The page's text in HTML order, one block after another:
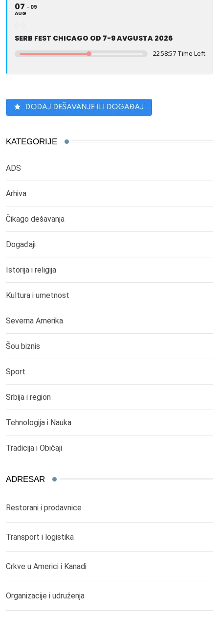
07
AUG
09
SERB FEST CHICAGO OD 7-9 AVGUSTA 2026
22:58:57 Time Left
KATEGORIJE
ADS
Arhiva
Čikago dešavanja
Događaji
Istorija i religija
Kultura i umetnost
Severna Amerika
Šou biznis
Sport
Srbija i region
Tehnologija i Nauka
Tradicija i Običaji
ADRESAR
Restorani i prodavnice
Transport i logistika
Crkve u Americi i Kanadi
Organizacije i udruženja